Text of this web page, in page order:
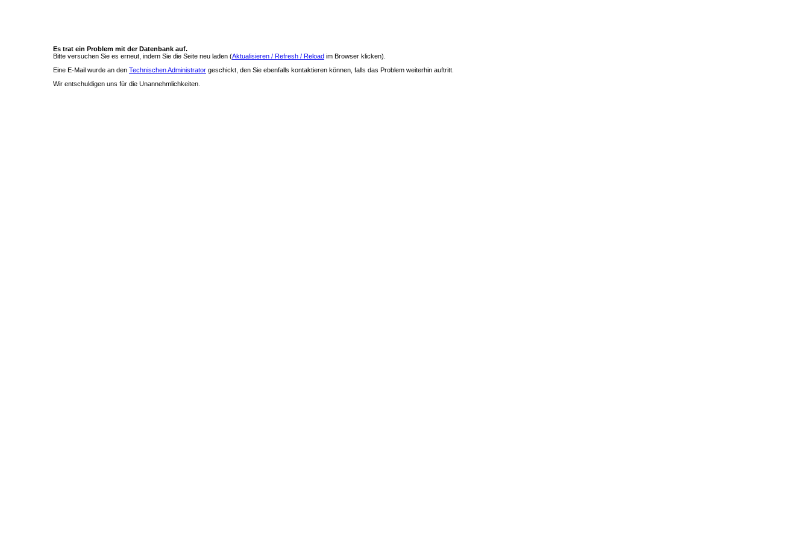
Es trat ein Problem mit der Datenbank auf.
Bitte versuchen Sie es erneut, indem Sie die Seite neu laden (Aktualisieren / Refresh / Reload im Browser klicken).
Eine E-Mail wurde an den Technischen Administrator geschickt, den Sie ebenfalls kontaktieren können, falls das Problem weiterhin auftritt.
Wir entschuldigen uns für die Unannehmlichkeiten.